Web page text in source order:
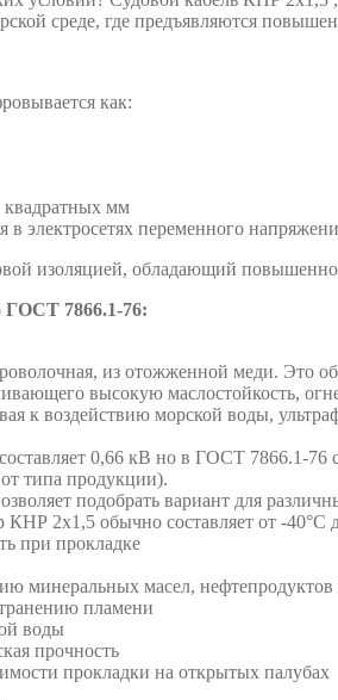
среде, где предъявляются
как:
квадратных мм
в электросетях переменного
изоляцией, обладающий
ГОСТ 7866.1-76:
из отожженной меди. Это
высокую маслостойкость,
к воздействию морской воды,
0,66 кВ но в ГОСТ 7866.1-
типа продукции).
подобрать вариант для
КНР 2х1,5 обычно составляет от -40°C
при прокладке
минеральных масел, нефтепродуктов
пламени
воды
прочность
прокладки на открытых палубах